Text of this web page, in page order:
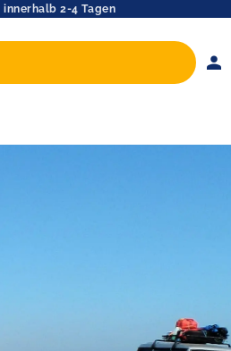
innerhalb 2-4 Tagen
person